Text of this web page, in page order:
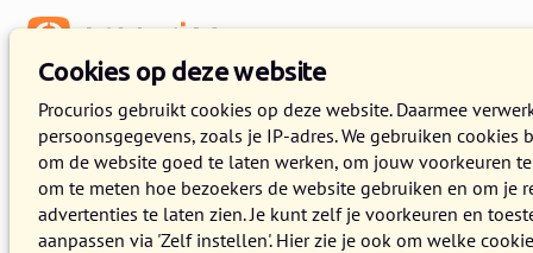
Cookies op deze website
Procurios gebruikt cookies op deze website. Daarmee
persoonsgegevens, zoals je IP-adres. We gebruiken cookies
om de website goed te laten werken, om jouw voorkeuren
om te meten hoe bezoekers de website gebruiken en om je
advertenties te laten zien. Je kunt zelf je voorkeuren en
aanpassen via 'Zelf instellen'. Hier zie je ook om welke